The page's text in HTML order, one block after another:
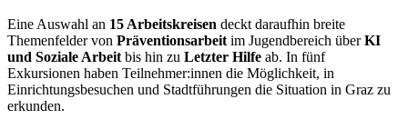
Eine Auswahl an 15 Arbeitskreisen deckt daraufhin breite
Themenfelder von Präventionsarbeit im Jugendbereich überKI
und Soziale Arbeit bis hin zu Letzter Hilfe ab. In fünf
Exkursionen haben Teilnehmer:innen die Möglichkeit, in
Einrichtungsbesuchen und Stadtführungen die Situation in Graz zu
erkunden.